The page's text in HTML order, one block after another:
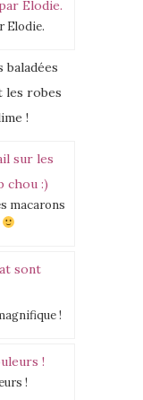
Elodie.
baladées
les robes
!
macarons
!
!